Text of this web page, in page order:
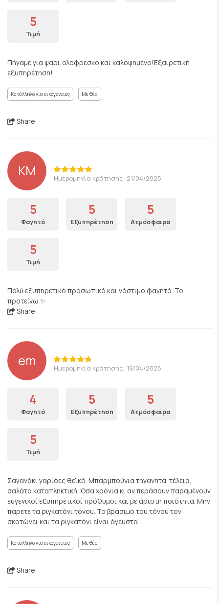
5
Τιμή
Πήγαμε για ψαρι,ολοφρεσκο και καλοψημενο!Εξαιρετική
εξυπηρέτηση!
Κατάλληλο για οικογένειες Με θέα
Share
KM Ημερομηνία κράτησης: 21/04/2025
5
Φαγητό
5
Εξυπηρέτηση
5
Ατμόσφαιρα
5
Τιμή
Πολύ εξυπηρετικό προσωπικό και νόστιμο φαγητό. Το
προτείνω ✨
Share
em Ημερομηνία κράτησης: 19/04/2025
4
Φαγητό
5
Εξυπηρέτηση
5
Ατμόσφαιρα
5
Τιμή
Σαγανάκι γαρίδες θεϊκό. Μπαρμπούνια τηγανητά. τέλεια,
σαλάτα καταπληκτική. Όσα χρόνια κι αν περάσουν παραμένουν
ευγενικοί εξυπηρετικοί πρόθυμοι και με άριστη ποιότητα. Μην
πάρετε τα ριγκατόνι τόνου. Το βράσιμο του τόνου τον
σκοτώνει και τα ριγκατόνι είναι άγευστα..
Κατάλληλο για οικογένειες Με θέα
Share